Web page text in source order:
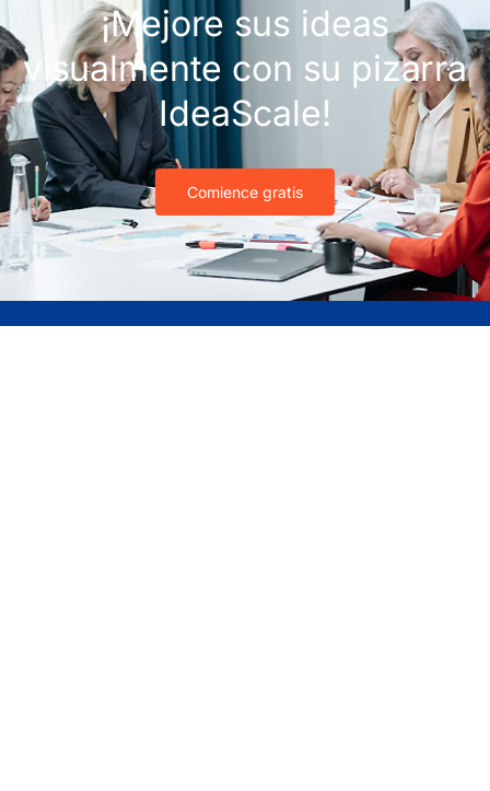
¡Mejore sus ideas
visualmente con su pizarra
IdeaScale!
Comience gratis